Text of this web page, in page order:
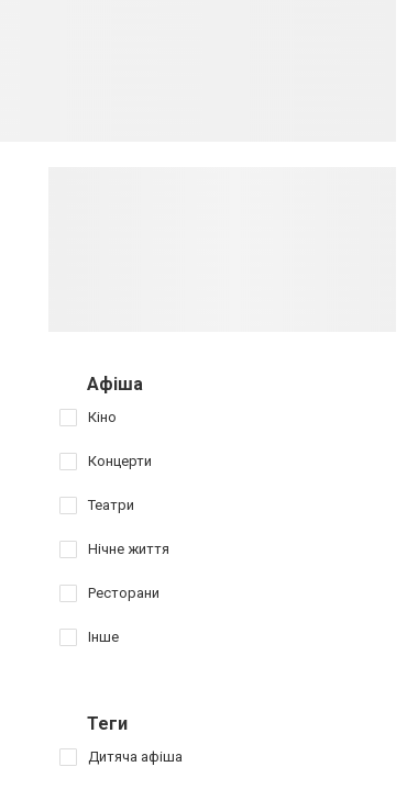
Афіша
Кіно
Концерти
Театри
Нічне життя
Ресторани
Інше
Теги
Дитяча афіша